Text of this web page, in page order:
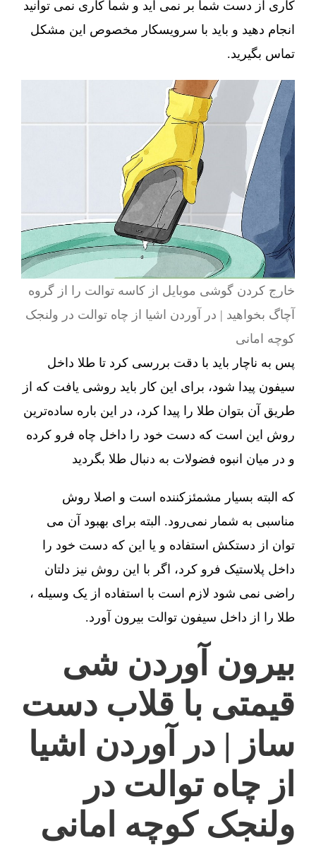
کاری از دست شما بر نمی آید و شما کاری نمی توانید
انجام دهید و باید با سرویسکار مخصوص این مشکل
تماس بگیرید.
خارج کردن گوشی موبایل از کاسه توالت را از گروه
آچاگ بخواهید | در آوردن اشیا از چاه توالت در ولنجک
کوچه امانی
پس به ناچار باید با دقت بررسی کرد تا طلا داخل
سیفون پیدا شود، برای این کار باید روشی یافت که از
طریق آن بتوان طلا را پیدا کرد، در این باره ساده‌ترین
روش این است که دست خود را داخل چاه فرو کرده
و در میان انبوه فضولات به دنبال طلا بگردید
که البته بسیار مشمئزکننده است و اصلا روش
مناسبی به شمار نمی‌رود. البته برای بهبود آن می
توان از دستکش استفاده و یا این که دست خود را
داخل پلاستیک فرو کرد، اگر با این روش نیز دلتان
راضی نمی شود لازم است با استفاده از یک وسیله ،
طلا را از داخل سیفون توالت بیرون آورد.
بیرون آوردن شی
قیمتی با قلاب دست
ساز | در آوردن اشیا
از چاه توالت در
ولنجک کوچه امانی